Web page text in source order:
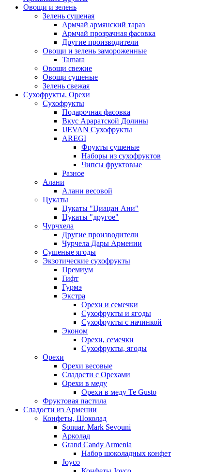
Овощи и зелень
Зелень сушеная
Армчай армянский тараз
Армчай прозрачная фасовка
Другие производители
Овощи и зелень замороженные
Tamara
Овощи свежие
Овощи сушеные
Зелень свежая
Сухофрукты. Орехи
Сухофрукты
Подарочная фасовка
Вкус Араратской Долины
IJEVAN Сухофрукты
AREGI
Фрукты сушеные
Наборы из сухофруктов
Чипсы фруктовые
Разное
Алани
Алани весовой
Цукаты
Цукаты "Циацан Ани"
Цукаты "другое"
Чурчхела
Другие производители
Чурчела Дары Армении
Сушеные ягоды
Экзотические сухофрукты
Премиум
Гифт
Гурмэ
Экстра
Орехи и семечки
Сухофрукты и ягоды
Сухофрукты с начинкой
Эконом
Орехи, семечки
Сухофрукты, ягоды
Орехи
Орехи весовые
Сладости с Орехами
Орехи в меду
Орехи в меду Te Gusto
Фруктовая пастила
Сладости из Армении
Конфеты, Шоколад
Sonuar. Mark Sevouni
Арколад
Grand Candy Armenia
Набор шоколадных конфет
Joyco